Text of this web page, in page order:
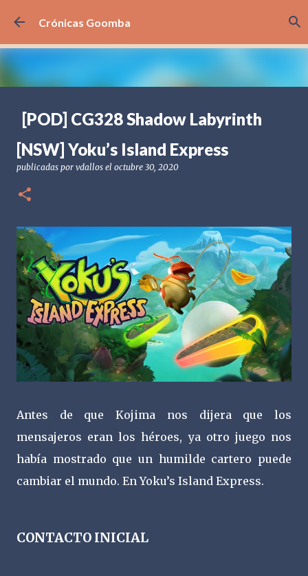
Ir al contenido principal
Crónicas Goomba
[POD] CG328 Shadow Labyrinth
[PS5] PLAYSTATION 5 BANDAI NAMCO
[NSW] Yoku’s Island Express
publicadas por vdallos el octubre 30, 2020
Antes de que Kojima nos dijera que los
mensajeros eran los héroes, ya otro juego nos
había mostrado que un humilde cartero puede
cambiar el mundo. En Yoku’s Island Express.
CONTACTO INICIAL